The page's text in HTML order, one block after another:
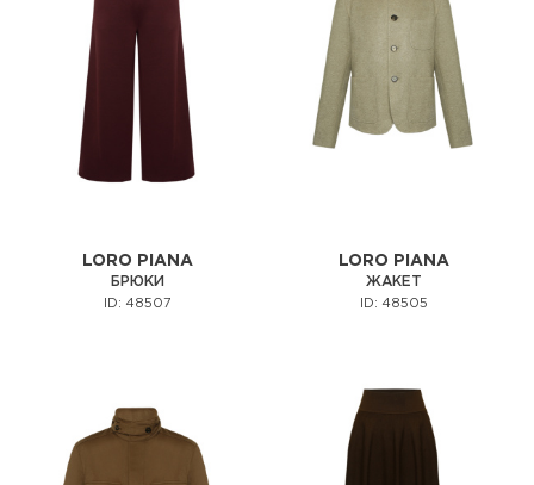
LORO PIANA
БРЮКИ
ID: 48507
LORO PIANA
ЖАКЕТ
ID: 48505